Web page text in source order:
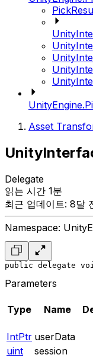
Asset
Delegate
읽는 시간 1분
최근 업데이트: 8달
Namespace:
public delegate
Parameters
Type Name
IntPtr userData
uint
session